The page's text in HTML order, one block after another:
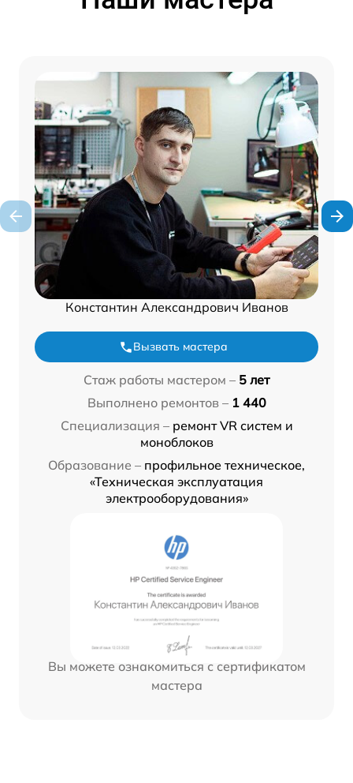
Константин Александрович Иванов
Вызвать мастера
Стаж работы мастером – 5 лет
Выполнено ремонтов – 1 440
Специализация – ремонт VR систем и
моноблоков
Образование – профильное техническое,
«Техническая эксплуатация
электрооборудования»
Вы можете ознакомиться с сертификатом
мастера